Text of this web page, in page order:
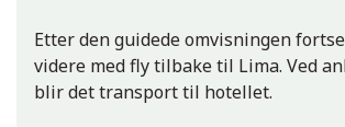
Etter den guidede omvisningen
videre med fly tilbake til Lima. Ved
blir det transport til hotellet.